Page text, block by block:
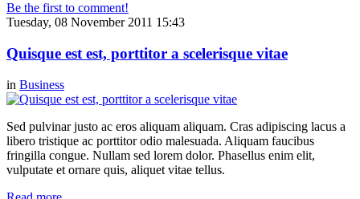
Be the first to comment!
Tuesday, 08 November 2011 15:43
Quisque est est, porttitor a scelerisque vitae
in Business
Sed pulvinar justo ac eros aliquam aliquam. Cras adipiscing lacus a
libero tristique ac porttitor odio malesuada. Aliquam faucibus
fringilla congue. Nullam sed lorem dolor. Phasellus enim elit,
vulputate et ornare quis, aliquet vitae tellus.